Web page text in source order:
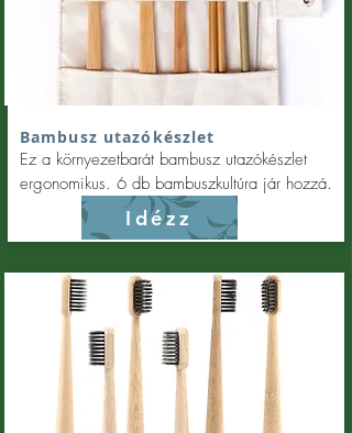
Bambusz utazókészlet
Ez a környezetbarát bambusz utazókészlet
ergonomikus. 6 db bambuszkultúra jár hozzá.
Idézz